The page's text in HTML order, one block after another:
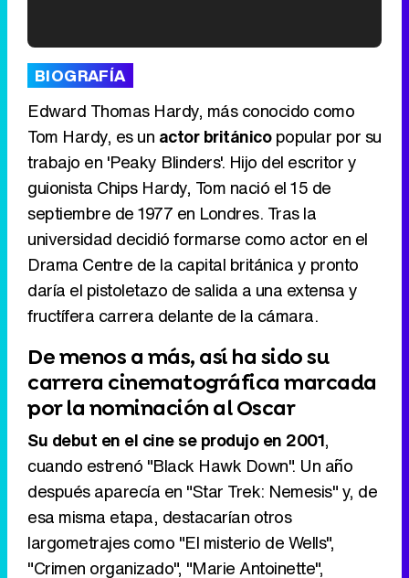
Tráiler de '33 días', la nueva serie de Atresplayer con Julián Villagrán y José Manuel Poga
Tráiler en catalán de 'Ravalear', la nueva serie de HBO Max sobre los fondos buitre
Tráiler de la tercera temporada de 'The Walking Dead: Dead City' de AMC+
BIOGRAFÍA
Edward Thomas Hardy, más conocido como
Tom Hardy, es un actor británicopopular por su
trabajo en 'Peaky Blinders'. Hijo del escritor y
guionista Chips Hardy, Tom nació el 15 de
septiembre de 1977 en Londres. Tras la
universidad decidió formarse como actor en el
Drama Centre de la capital británica y pronto
daría el pistoletazo de salida a una extensa y
fructífera carrera delante de la cámara.
De menos a más, así ha sido su
carrera cinematográfica marcada
por la nominación al Oscar
Su debut en el cine se produjo en 2001,
cuando estrenó "Black Hawk Down". Un año
después aparecía en "Star Trek: Nemesis" y, de
esa misma etapa, destacarían otros
largometrajes como "El misterio de Wells",
"Crimen organizado", "Marie Antoinette",